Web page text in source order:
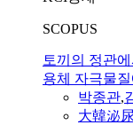
SCOPUS
토끼의 정관
용체 자극물
박종관,
大韓泌